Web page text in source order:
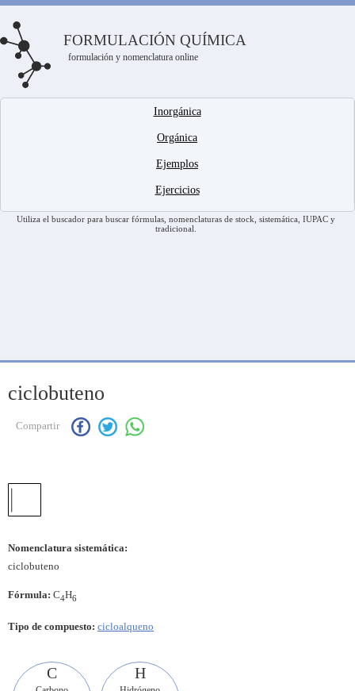
FORMULACIÓN QUÍMICA
formulación y nomenclatura online
Inorgánica
Orgánica
Ejemplos
Ejercicios
Utiliza el buscador para buscar fórmulas, nomenclaturas de stock, sistemática, IUPAC y
tradicional.
ciclobuteno
Compartir
Nomenclatura sistemática:
ciclobuteno
Fórmula: C4H6
Tipo de compuesto: cicloalqueno
C H